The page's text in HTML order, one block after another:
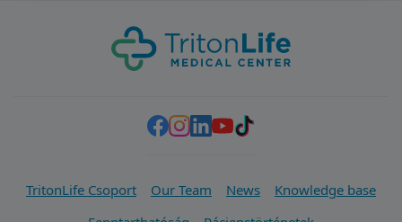
TritonLife Csoport Our Team News
Knowledge base